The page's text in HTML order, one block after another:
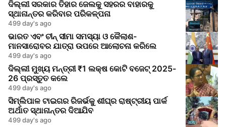
ଦିଲ୍ଲୀ ସରକାର ତିହାର ଜେଲକୁ ସହରର ବାହାରକୁ
ସ୍ଥାନାନ୍ତର କରିବାର ପରିକଳ୍ପନା
499 day's ago
ଭାରତ ଏବଂ ଚୀନ୍ ସୀମା ସମସ୍ୟା ଓ କୈଲାଶ-
ମାନସାରୋବର ଯାତ୍ରା ଉପରେ ଆଲୋଚନା କରିଲେ
499 day's ago
ଦିଲ୍ଲୀ ମୁଖ୍ୟ ମନ୍ତ୍ରୀ ₹1 ଲକ୍ଷ କୋଟି ବଜେଟ୍ 2025-
26 ପ୍ରସ୍ତୁତ କଲେ
499 day's ago
ସିମ୍ଲିପାଳ ଟାଇଗର ରିଜର୍ଭକୁ ଶୀଘ୍ର ରାଷ୍ଟ୍ରୀୟ ପାର୍କ
ଅର୍ଥାତ ସ୍ଥାନାନ୍ତର ଦିଆଯିବ
499 day's ago